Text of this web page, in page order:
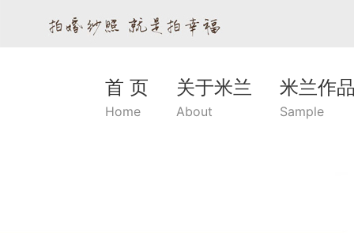
首 页
Home
关于米兰
About
米兰作
Sample